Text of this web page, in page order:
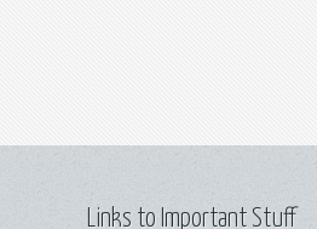
Links to Important Stuff